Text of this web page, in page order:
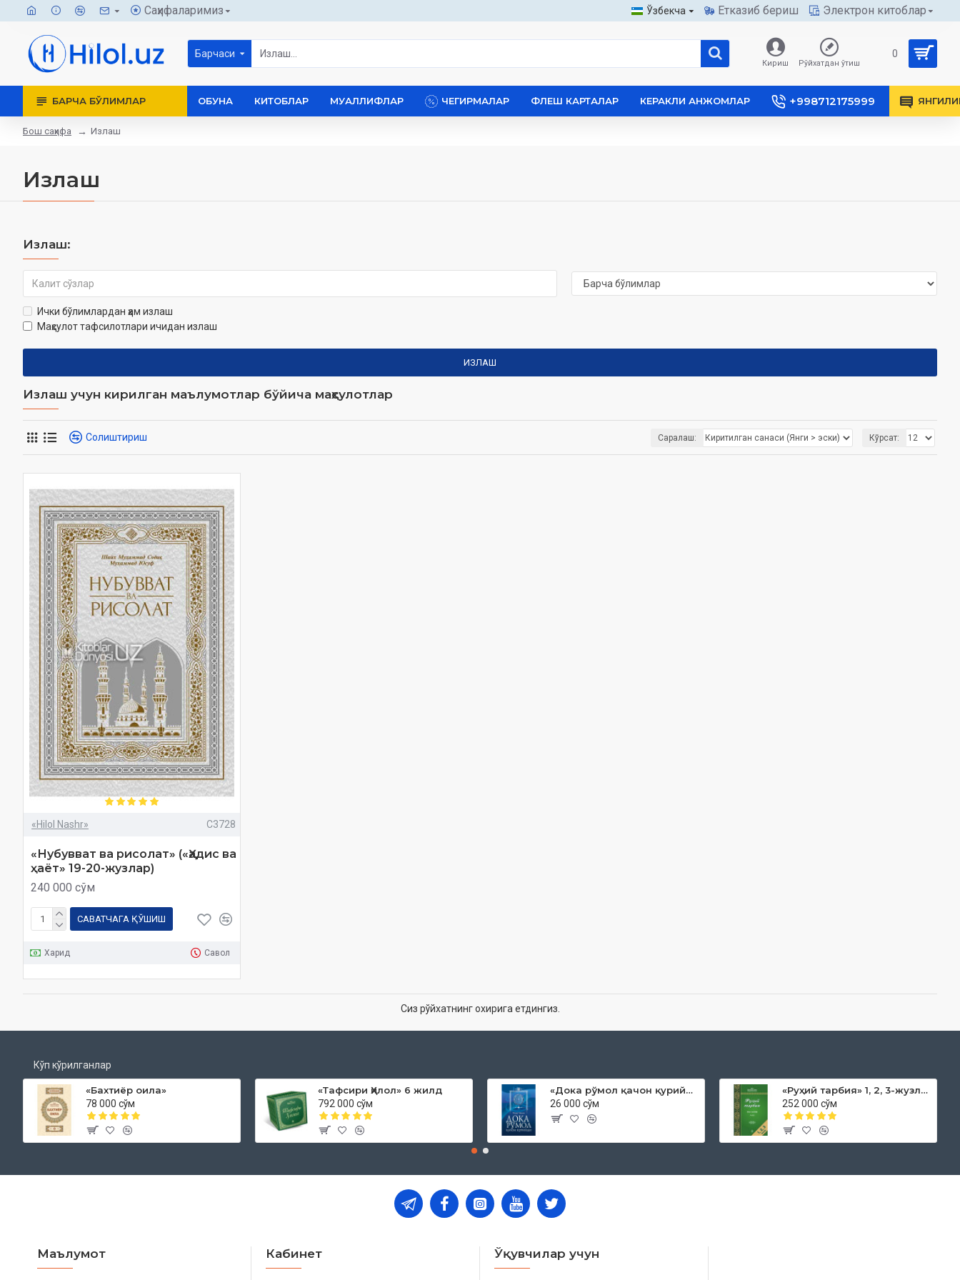
Саҳифаларимиз Ўзбекча Етказиб бериш Электрон китоблар
Барчаси
Кириш Рўйхатдан ўтиш
0
БАРЧА БЎЛИМЛАР ОБУНА КИТОБЛАР МУАЛЛИФЛАР ЧЕГИРМАЛАР ФЛЕШ КАРТАЛАР КЕРАКЛИ АНЖОМЛАР +998712175999
Бош саҳифа Излаш
Излаш
Излаш:
Ички бўлимлардан ҳам излаш
Маҳсулот тафсилотлари ичидан излаш
ИЗЛАШ
Излаш учун кирилган маълумотлар бўйича маҳсулотлар
Солиштириш Саралаш: Кўрсат:
«Hilol Nashr» C3728
«Нубувват ва рисолат» («Ҳадис ва
ҳаёт» 19-20-жузлар)
240 000 сўм
САВАТЧАГА ҚЎШИШ
Харид Савол
Сиз рўйхатнинг охирига етдингиз.
Кўп кўрилганлар
«Бахтиёр оила»
78 000 сўм
«Тафсири Ҳилол» 6 жилд
792 000 сўм
«Дока рўмол қачон қурийди»
26 000 сўм
«Руҳий тарбия» 1, 2, 3-жузлар
252 000 сўм
Маълумот Кабинет Ўқувчилар учун